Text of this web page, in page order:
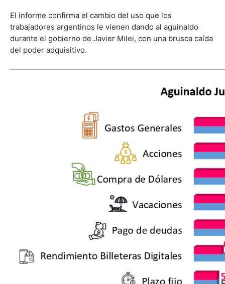
El informe confirma el cambio del uso que los
trabajadores argentinos le vienen dando al aguinaldo
durante el gobierno de Javier Milei, con una brusca caída
del poder adquisitivo.